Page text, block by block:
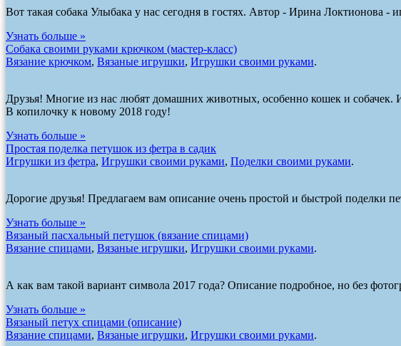
Вот такая собака Улыбака у нас сегодня в гостях. Автор - Ирина Локтионова
Узнать больше »
Собака своими руками крючком (мастер-класс)
Вязание крючком, Вязаные игрушки, Игрушки своими руками.
Друзья! Многие из нас любят домашних животных, особенно кошек и собачек.
В копилочку к новому 2018 году!
Узнать больше »
Простая поделка петушок из фетра в садик
Игрушки из фетра, Игрушки своими руками, Поделки своими руками.
Дорогие друзья! Предлагаем вам описание очень простой и быстрой поделки
Узнать больше »
Вязаный пасхальный петушок (вязание спицами)
Вязание спицами, Вязаные игрушки, Игрушки своими руками.
А как вам такой вариант символа 2017 года? Описание подробное, но без
Узнать больше »
Вязаный петух спицами (описание)
Вязание спицами, Вязаные игрушки, Игрушки своими руками.